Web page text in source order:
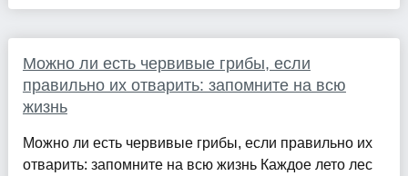
Можно ли есть червивые грибы, если
правильно их отварить: запомните на всю
жизнь
Можно ли есть червивые грибы, если правильно их
отварить: запомните на всю жизнь Каждое лето лес